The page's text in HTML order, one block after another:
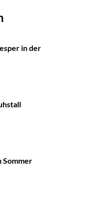
in der
Sommer